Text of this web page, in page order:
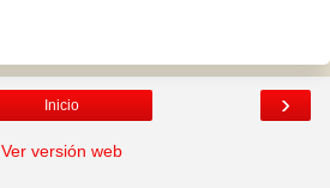
›
Inicio
Ver versión web